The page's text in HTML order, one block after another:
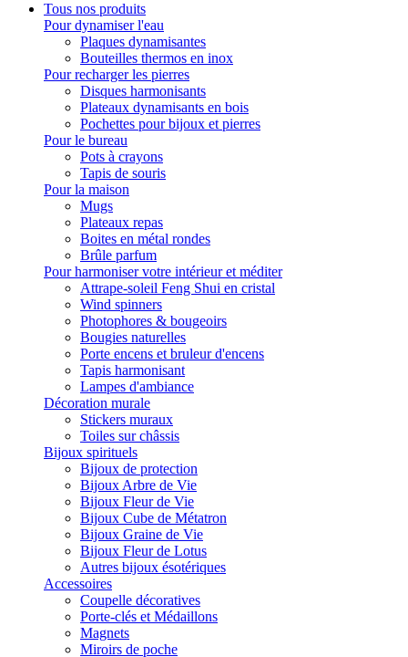
Tous nos produits
Pour dynamiser l'eau
Plaques dynamisantes
Bouteilles thermos en inox
Pour recharger les pierres
Disques harmonisants
Plateaux dynamisants en bois
Pochettes pour bijoux et pierres
Pour le bureau
Pots à crayons
Tapis de souris
Pour la maison
Mugs
Plateaux repas
Boites en métal rondes
Brûle parfum
Pour harmoniser votre intérieur et méditer
Attrape-soleil Feng Shui en cristal
Wind spinners
Photophores & bougeoirs
Bougies naturelles
Porte encens et bruleur d'encens
Tapis harmonisant
Lampes d'ambiance
Décoration murale
Stickers muraux
Toiles sur châssis
Bijoux spirituels
Bijoux de protection
Bijoux Arbre de Vie
Bijoux Fleur de Vie
Bijoux Cube de Métatron
Bijoux Graine de Vie
Bijoux Fleur de Lotus
Autres bijoux ésotériques
Accessoires
Coupelle décoratives
Porte-clés et Médaillons
Magnets
Miroirs de poche